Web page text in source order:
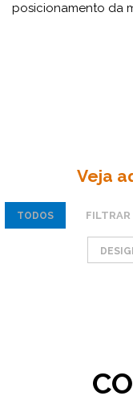
posicionamento da
Veja
TODOS FILTRAR